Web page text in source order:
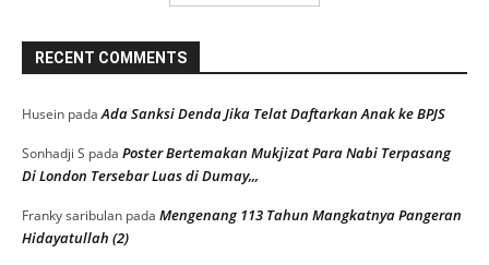
RECENT COMMENTS
Husein padaAda Sanksi Denda Jika Telat Daftarkan Anak ke BPJS
Sonhadji S pada Poster Bertemakan Mukjizat Para Nabi Terpasang
Di London Tersebar Luas di Dumay,,,
Franky saribulan pada Mengenang 113 Tahun Mangkatnya Pangeran
Hidayatullah (2)